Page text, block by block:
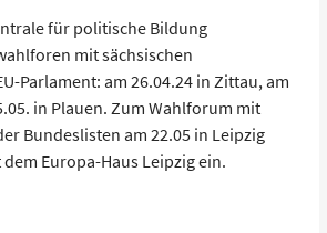
für politische Bildung
mit sächsischen
Parlament: am 26.04.24 in Zittau, am
in Plauen. Zum Wahlforum mit
Bundeslisten am 22.05 in Leipzig
Europa-Haus Leipzig ein.